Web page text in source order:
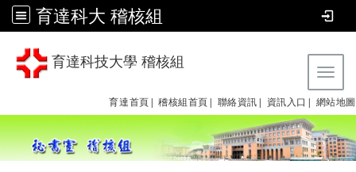
育達科大 稽核組
育達科技大學 稽核組
育達首頁| 稽核組首頁| 聯絡資訊| 資訊入口| 網站地圖